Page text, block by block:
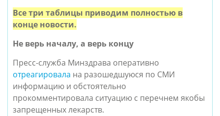
Все три таблицы приводим полностью в
конце новости.
Не верь началу, а верь концу
Пресс-служба Минздрава оперативно
отреагировала на разошедшуюся по СМИ
информацию и обстоятельно
прокомментировала ситуацию с перечнем якобы
запрещенных лекарств.